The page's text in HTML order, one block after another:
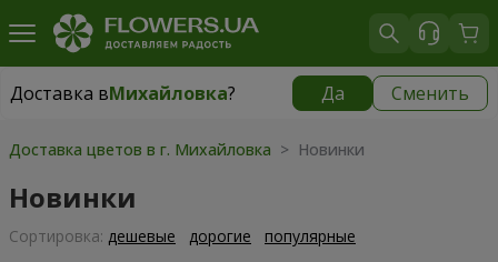
Доставка вМихайловка? Да Сменить
Доставка вМихайловка|
Доставка цветов в г. Михайловка > Новинки
Новинки
Cортировка: дешевые дорогие популярные